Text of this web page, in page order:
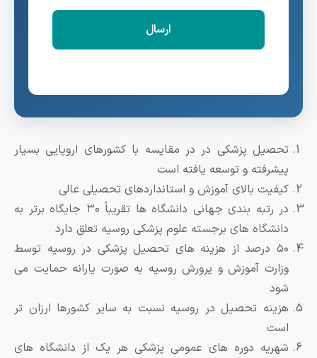
تحصیل پزشکی در در مقایسه با کشورهای اروپایی بسیار
پیشرفته و توسعه یافته است
کیفیت بالای آموزش و استانداردهای تحصیلی عالی
در رتبه بندی جهانی دانشگاه ها تقریباً ۳۰ جایگاه برتر به
دانشگاه های برجسته علوم پزشکی روسیه تعلق دارد
۵۰ درصد از هزینه های تحصیل پزشکی در روسیه توسط
وزارت آموزش و پرورش روسیه به صورت یارانه حمایت می
هزینه تحصیل در روسیه نسبت به سایر کشورها ارزان تر
است
شهریه دوره های عمومی پزشکی هر یک از دانشگاه های